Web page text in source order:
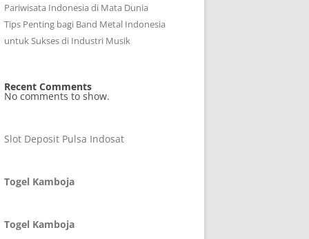
Pariwisata Indonesia di Mata Dunia
Tips Penting bagi Band Metal Indonesia
untuk Sukses di Industri Musik
Recent Comments
No comments to show.
Slot Deposit Pulsa Indosat
Togel Kamboja
Togel Kamboja